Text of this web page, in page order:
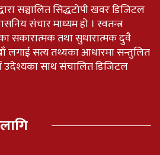
सञ्चालित सिद्धटोपी खवर डिजिटल
संचार माध्यम हो । स्वतन्त्र
सकारात्मक तथा सुधारात्मक दुवै
लगाई सत्य तथ्यका आधारमा सन्तुलित
उदेश्यका साथ संचालित डिजिटल